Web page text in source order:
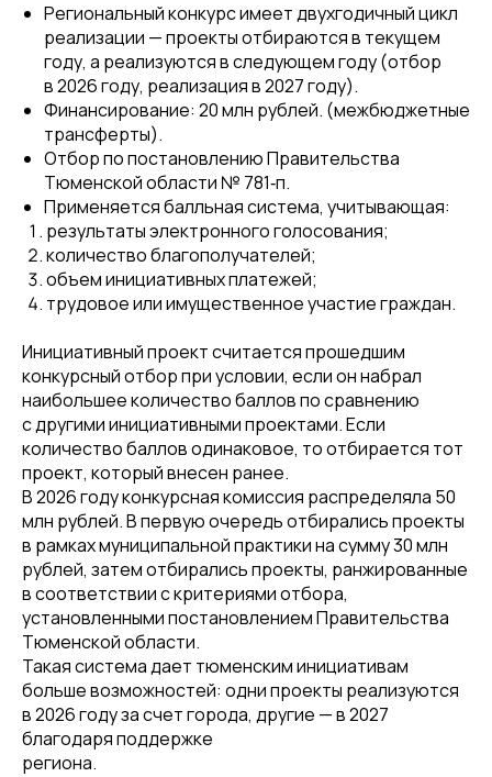
Региональный конкурс имеет двухгодичный цикл
реализации — проекты отбираются в текущем
году, а реализуются в следующем году (отбор
в 2026 году, реализация в 2027 году).
Финансирование: 20 млн рублей. (межбюджетные
трансферты).
Отбор по постановлению Правительства
Тюменской области № 781‑п.
Применяется балльная система, учитывающая:
результаты электронного голосования;
количество благополучателей;
объем инициативных платежей;
трудовое или имущественное участие граждан.
Инициативный проект считается прошедшим
конкурсный отбор при условии, если он набрал
наибольшее количество баллов по сравнению
с другими инициативными проектами. Если
количество баллов одинаковое, то отбирается тот
проект, который внесен ранее.
В 2026 году конкурсная комиссия распределяла 50
млн рублей. В первую очередь отбирались проекты
в рамках муниципальной практики на сумму 30 млн
рублей, затем отбирались проекты, ранжированные
в соответствии с критериями отбора,
установленными постановлением Правительства
Тюменской области.
Такая система дает тюменским инициативам
больше возможностей: одни проекты реализуются
в 2026 году за счет города, другие — в 2027
благодаря поддержке
региона.